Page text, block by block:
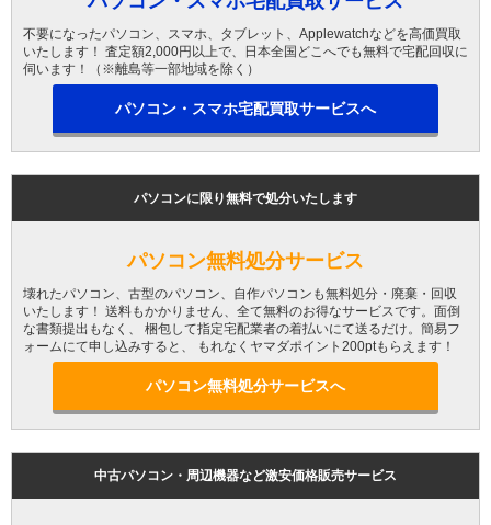
不要になったパソコン、スマホ、タブレット、Applewatchなどを高価買取
いたします！ 査定額2,000円以上で、日本全国どこへでも無料で宅配回収に
伺います！（※離島等一部地域を除く）
パソコン・スマホ宅配買取サービスへ
パソコンに限り無料で処分いたします
パソコン無料処分サービス
壊れたパソコン、古型のパソコン、自作パソコンも無料処分・廃棄・回収
いたします！ 送料もかかりません、全て無料のお得なサービスです。面倒
な書類提出もなく、 梱包して指定宅配業者の着払いにて送るだけ。簡易フ
ォームにて申し込みすると、 もれなくヤマダポイント200ptもらえます！
パソコン無料処分サービスへ
中古パソコン・周辺機器など激安価格販売サービス